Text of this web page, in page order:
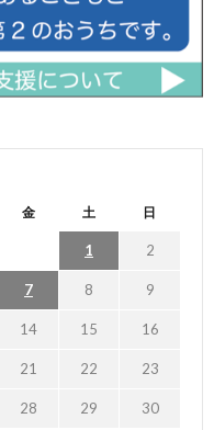
金 土 日
1 2
7 8 9
14 15 16
21 22 23
28 29 30